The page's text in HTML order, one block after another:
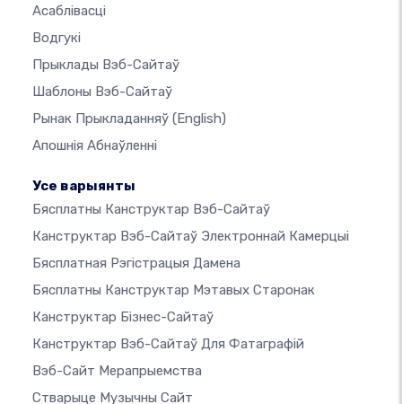
Асаблівасці
Водгукі
Прыклады Вэб-Сайтаў
Шаблоны Вэб-Сайтаў
Рынак Прыкладанняў (English)
Апошнія Абнаўленні
Усе варыянты
Бясплатны Канструктар Вэб-Сайтаў
Канструктар Вэб-Сайтаў Электроннай Камерцыі
Бясплатная Рэгістрацыя Дамена
Бясплатны Канструктар Мэтавых Старонак
Канструктар Бізнес-Сайтаў
Канструктар Вэб-Сайтаў Для Фатаграфій
Вэб-Сайт Мерапрыемства
Стварыце Музычны Сайт